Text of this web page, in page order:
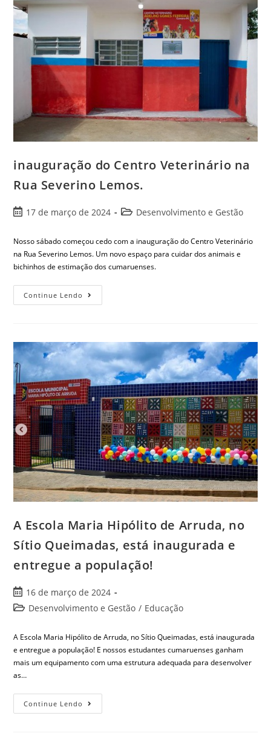
inauguração do Centro Veterinário na
Rua Severino Lemos.
17 de março de 2024 Desenvolvimento e Gestão
Nosso sábado começou cedo com a inauguração do Centro Veterinário
na Rua Severino Lemos. Um novo espaço para cuidar dos animais e
bichinhos de estimação dos cumaruenses.
Continue Lendo
A Escola Maria Hipólito de Arruda, no
Sítio Queimadas, está inaugurada e
entregue a população!
16 de março de 2024
Desenvolvimento e Gestão / Educação
A Escola Maria Hipólito de Arruda, no Sítio Queimadas, está inaugurada
e entregue a população! E nossos estudantes cumaruenses ganham
mais um equipamento com uma estrutura adequada para desenvolver
as…
Continue Lendo